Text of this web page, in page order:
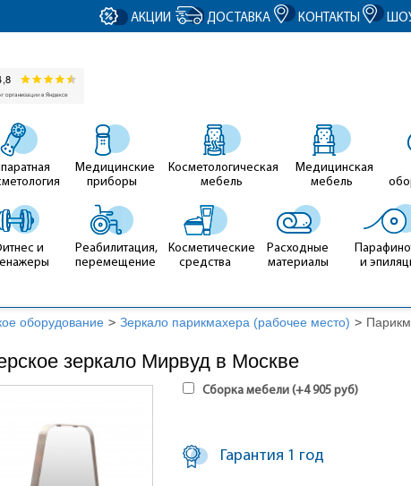
= clientID; });
АКЦИИ ДОСТАВКА КОНТАКТЫ
Медицинские
приборы
Косметологическая
мебель
Медицинская
мебель
и
Реабилитация,
перемещение
Косметические
средства
Расходные
материалы
и
оборудование > Зеркало парикмахера (рабочее место) >
зеркало Мирвуд в Москве
Сборка мебели (+4 905руб)
Гарантия 1 год